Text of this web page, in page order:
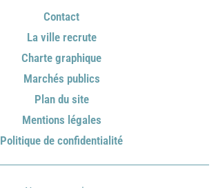
Contact
La ville recrute
Charte graphique
Marchés publics
Plan du site
Mentions légales
Politique de confidentialité